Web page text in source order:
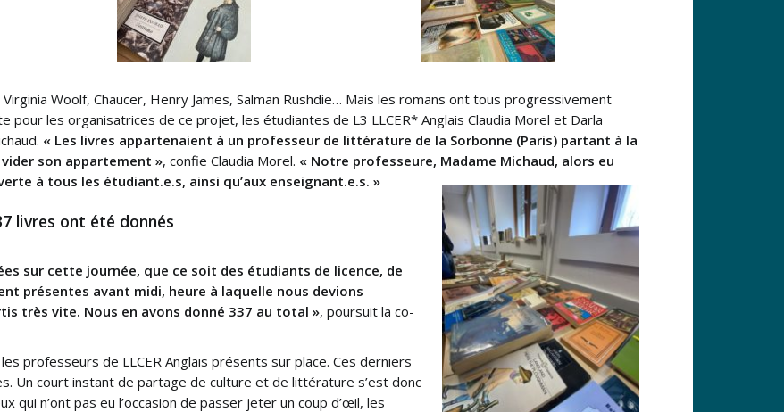
Woolf, Chaucer, Henry James, Salman Rushdie… Mais les romans ont tous progressivement
pour les organisatrices de ce projet, les étudiantes de L3 LLCER* Anglais Claudia Morel et Darla
« Les livres appartenaient à un professeur de littérature de la Sorbonne (Paris) partant à la
son appartement », confie Claudia Morel. « Notre professeure, Madame Michaud, alors eu
à tous les étudiant.e.s, ainsi qu’aux enseignant.e.s. »
livres ont été donnés
sur cette journée, que ce soit des étudiants de licence, de
présentes avant midi, heure à laquelle nous devions
très vite. Nous en avons donné 337 au total », poursuit la co-
professeurs de LLCER Anglais présents sur place. Ces derniers
Un court instant de partage de culture et de littérature s’est donc
qui n’ont pas eu l’occasion de passer jeter un coup d’œil, les